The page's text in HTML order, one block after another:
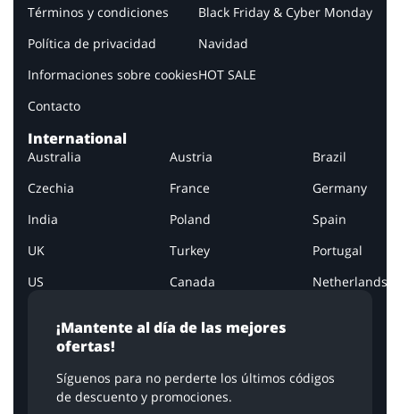
¡Mantente al día de las mejores
ofertas!
Síguenos para no perderte los últimos códigos
de descuento y promociones.
Términos y condiciones
Política de privacidad
Informaciones sobre cookies
Contacto
Black Friday & Cyber Monday
Navidad
HOT SALE
International
Australia Austria
Brazil
Czechia
France
Germany
India
Poland
Spain
UK
Turkey
Portugal
US
Canada Netherlands